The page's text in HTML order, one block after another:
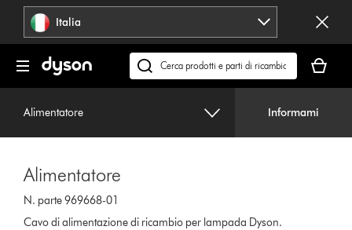
navigazione Italia
Cerca
su
carrello
è
Alimentatore Informami
Alimentatore
N. parte 969668-01
Cavo di alimentazione di ricambio per lampada Dyson.